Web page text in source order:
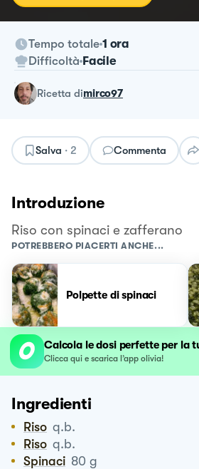
Tempo totale 1 ora
Difficoltà Facile
ricetta dimirco97
Salva · 2 Commenta
Introduzione
Riso con spinaci e zafferano
POTREBBERO PIACERTI ANCHE...
Polpette di spinaci
Calcola le dosi perfette per la
Clicca qui e scarica l’app olivia!
Ingredienti
Riso q.b.
Riso q.b.
Spinaci 80 g